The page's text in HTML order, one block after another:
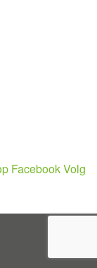
FacebookVolg